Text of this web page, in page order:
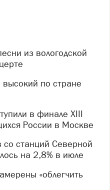
России в Москве
на 2,8% в июле